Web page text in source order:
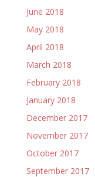
June 2018
May 2018
April 2018
March 2018
February 2018
January 2018
December 2017
November 2017
October 2017
September 2017